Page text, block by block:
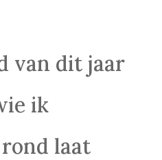
van dit jaar
ik
laat